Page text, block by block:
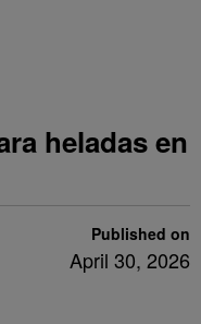
heladas en
Published on
April 30, 2026